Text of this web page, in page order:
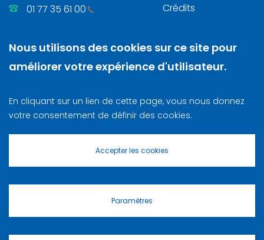
01 77 35 61 00
86, rue Henri Farman
92130 Issy-les-Moulineaux
N. SIRET: 130 003 742 00025
Crédits
Mentions légales
Nous contacter
Lettre d‘information
Nous utilisons des cookies sur ce site pour
améliorer votre expérience d'utilisateur.
En cliquant sur un lien de cette page, vous nous donnez
votre consentement de définir des cookies.
Accepter les cookies
Masquer
Paramètres